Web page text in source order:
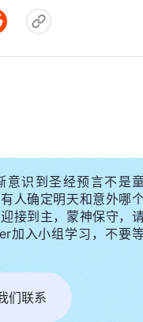
道全能神就是主耶
时常闪现在我眼前
受压，感觉头也快
苦、迷茫，我知道
怕，不敢跟随神。
得畅通，……除去
基督起初的发表・第十
盾，我还怕什么
作为一个信神的
神了吗？又想到
带领一边，不正中
拿走后那种灵里
意识到圣经预言不是
人确定明天和意外哪
接到主，蒙神保守，
加入小组学习，不要
们联系